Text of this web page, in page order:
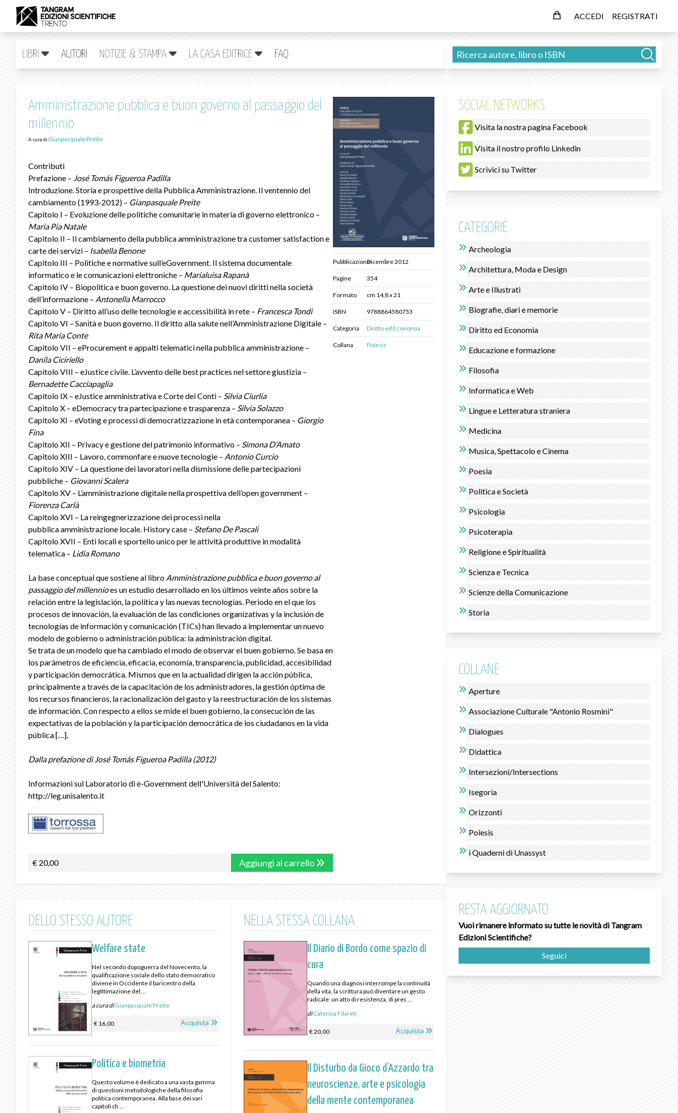
ACCEDI REGISTRATI
LIBRI AUTORI NOTIZIE & STAMPA LA CASA EDITRICE FAQ
Amministrazione pubblica e buon governo al passaggio del
millennio
A cura di:Gianpasquale Preite
Contributi
Prefazione – José Tomás Figueroa Padilla
Introduzione. Storia e prospettive della Pubblica Amministrazione. Il ventennio del
cambiamento (1993-2012) – Gianpasquale Preite
Capitolo I – Evoluzione delle politiche comunitarie in materia di governo elettronico –
Maria Pia Natale
Capitolo II – Il cambiamento della pubblica amministrazione tra customer satisfaction e
carte dei servizi – Isabella Benone
Capitolo III – Politiche e normative sull’eGovernment. Il sistema documentale
informatico e le comunicazioni elettroniche – Marialuisa Rapanà
Capitolo IV – Biopolitica e buon governo. La questione dei nuovi diritti nella società
dell’informazione – Antonella Marrocco
Capitolo V – Diritto all’uso delle tecnologie e accessibilità in rete – Francesca Tondi
Capitolo VI – Sanità e buon governo. Il diritto alla salute nell’Amministrazione Digitale –
Rita Maria Conte
Capitolo VII – eProcurement e appalti telematici nella pubblica amministrazione –
Danila Ciciriello
Capitolo VIII – eJustice civile. L’avvento delle best practices nel settore giustizia –
Bernadette Cacciapaglia
Capitolo IX – eJustice amministrativa e Corte dei Conti – Silvia Ciurlia
Capitolo X – eDemocracy tra partecipazione e trasparenza – Silvia Solazzo
Capitolo XI – eVoting e processi di democratizzazione in età contemporanea – Giorgio
Fina
Capitolo XII – Privacy e gestione del patrimonio informativo – Simona D’Amato
Capitolo XIII – Lavoro, commonfare e nuove tecnologie – Antonio Curcio
Capitolo XIV – La questione dei lavoratori nella dismissione delle partecipazioni
pubbliche – Giovanni Scalera
Capitolo XV – L’amministrazione digitale nella prospettiva dell’open government –
Fiorenza Carlà
Capitolo XVI – La reingegnerizzazione dei processi nella
pubblica amministrazione locale. History case – Stefano De Pascali
Capitolo XVII – Enti locali e sportello unico per le attività produttive in modalità
telematica – Lidia Romano
La base conceptual que sostiene al libro Amministrazione pubblica e buon governo al
passaggio del millennioes un estudio desarrollado en los últimos veinte años sobre la
relación entre la legislación, la política y las nuevas tecnologías. Periodo en el que los
procesos de innovación, la evaluación de las condiciones organizativas y la inclusión de
tecnologías de información y comunicación (TICs) han llevado a implementar un nuevo
modelo de gobierno o administración pública: la administración digital.
Se trata de un modelo que ha cambiado el modo de observar el buen gobierno. Se basa en
los parámetros de eficiencia, eficacia, economía, transparencia, publicidad, accesibilidad
y participación democrática. Mismos que en la actualidad dirigen la acción pública,
principalmente a través de la capacitación de los administradores, la gestión óptima de
los recursos financieros, la racionalización del gasto y la reestructuración de los sistemas
de información. Con respecto a ellos se mide el buen gobierno, la consecución de las
expectativas de la población y la participación democrática de los ciudadanos en la vida
pública […].
Dalla prefazione di José Tomás Figueroa Padilla (2012)
Informazioni sul Laboratorio di e-Government dell'Università del Salento:
http://leg.unisalento.it
€ 20,00 Aggiungi al carrello
PubblicazioneDicembre 2012
Pagine 354
Formato cm 14,8 x 21
ISBN 9788864580753
Categoria Diritto ed Economia
Collana Poîesis
DELLO STESSO AUTORE
Welfare state
Nel secondo dopoguerra del Novecento, la
qualificazione sociale dello stato democratico
diviene in Occidente il baricentro della
legittimazione del ...
a cura diGianpasquale Preite
€ 16,00 Acquista
Politica e biometria
Questo volume è dedicato a una vasta gamma
di questioni metodologiche della filosofia
politica contemporanea. Alla base dei vari
capitoli ch ...
NELLA STESSA COLLANA
Il Diario di Bordo come spazio di
cura
Quando una diagnosi interrompe la continuità
della vita, la scrittura può diventare un gesto
radicale: un atto di resistenza, di pres ...
diCaterina Filareti
€ 20,00 Acquista
Il Disturbo da Gioco d’Azzardo tra
neuroscienze, arte e psicologia
della mente contemporanea
SOCIAL NETWORKS
Visita la nostra pagina Facebook
Visita il nostro profilo Linkedin
Scrivici su Twitter
CATEGORIE
Archeologia
Architettura, Moda e Design
Arte e Illustrati
Biografie, diari e memorie
Diritto ed Economia
Educazione e formazione
Filosofia
Informatica e Web
Lingue e Letteratura straniera
Medicina
Musica, Spettacolo e Cinema
Poesia
Politica e Società
Psicologia
Psicoterapia
Religione e Spiritualità
Scienza e Tecnica
Scienze della Comunicazione
Storia
COLLANE
Aperture
Associazione Culturale "Antonio Rosmini"
Dialogues
Didattica
Intersezioni/Intersections
Isegorìa
Orizzonti
Poîesis
i Quaderni di Unassyst
RESTA AGGIORNATO
Vuoi rimanere informato su tutte le novità di Tangram
Edizioni Scientifiche?
Seguici